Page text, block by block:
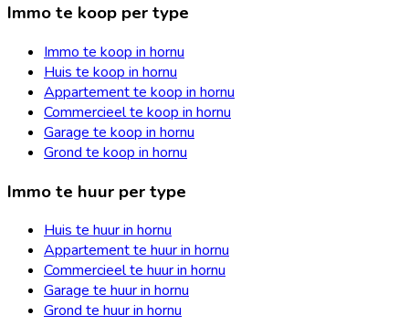
Immo te koop per type
Immo te koop in hornu
Huis te koop in hornu
Appartement te koop in hornu
Commercieel te koop in hornu
Garage te koop in hornu
Grond te koop in hornu
Immo te huur per type
Huis te huur in hornu
Appartement te huur in hornu
Commercieel te huur in hornu
Garage te huur in hornu
Grond te huur in hornu